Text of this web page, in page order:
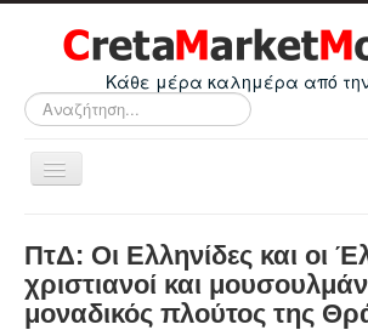
Κάθε μέρα καλημέρα από
Αναζήτηση...
Εναλλαγή
πλοήγησης
Οικονομικά
Κρήτη
ΠτΔ: Οι Ελληνίδες και οι
χριστιανοί και
μοναδικός πλούτος της